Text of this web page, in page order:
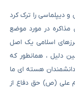
و دیپلماسی را ترک کرد
مذاکره در مورد موضع
اسلامی یک اصل
دلیل ، همانطور که
هسته ای ما
علی (ص) حق دفاع از